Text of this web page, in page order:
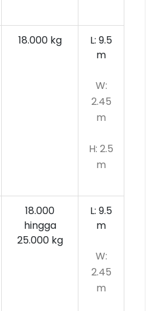
18.000 kg
L: 9.5
m
W:
2.45
m
H: 2.5
m
18.000
hingga
25.000 kg
L: 9.5
m
W:
2.45
m